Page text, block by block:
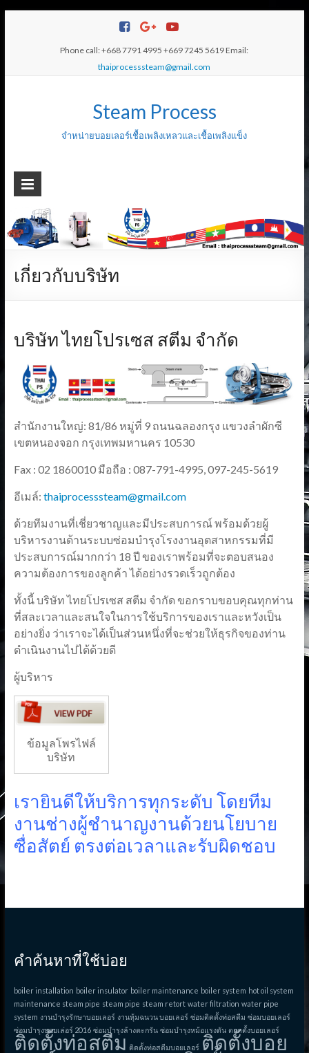
Phone call: +668 7791 4995 +669 7245 5619 Email:
thaiprocesssteam@gmail.com
Steam Process
จำหน่ายบอยเลอร์เชื้อเพลิงเหลวและเชื้อเพลิงแข็ง
เกี่ยวกับบริษัท
บริษัท ไทยโปรเซส สตีม จำกัด
สำนักงานใหญ่: 81/86 หมู่ที่ 9 ถนนฉลองกรุง แขวงลำผักซี
เขตหนองจอก กรุงเทพมหานคร 10530
Fax : 02 1860010 มือถือ : 087-791-4995, 097-245-5619
อีเมล์: thaiprocesssteam@gmail.com
ด้วยทีมงานที่เชี่ยวชาญและมีประสบการณ์ พร้อมด้วยผู้
บริหารงานด้านระบบซ่อมบำรุงโรงงานอุตสาหกรรมที่มี
ประสบการณ์มากกว่า 18 ปี ของเราพร้อมที่จะตอบสนอง
ความต้องการของลูกค้า ได้อย่างรวดเร็วถูกต้อง
ทั้งนี้ บริษัท ไทยโปรเซส สตีม จำกัด ขอกราบขอบคุณทุกท่าน
ที่สละเวลาและสนใจในการใช้บริการของเราและหวังเป็น
อย่างยิ่ง ว่าเราจะได้เป็นส่วนหนึ่งที่จะช่วยให้ธุรกิจของท่าน
ดำเนินงานไปได้ด้วยดี
ผู้บริหาร
ข้อมูลโพรไฟล์
บริษัท
เรายินดีให้บริการทุกระดับ โดยทีม
งานช่างผู้ชำนาญงานด้วยนโยบาย
ซื่อสัตย์ ตรงต่อเวลาและรับผิดชอบ
คำค้นหาที่ใช้บ่อย
boiler installation boiler insulator boiler maintenance boiler system hot oil system
maintenance steam pipe steam pipe steam retort water filtration water pipe
system งานบำรุงรักษาบอยเลอร์ งานหุ้มฉนวน บอยเลอร์ ซ่อมติดตั้งท่อสตีม ซ่อมบอยเลอร์
ซ่อมบำรุงบอยเล่อร์ 2016 ซ่อมบำรุงล้างตะกรัน ซ่อมบำรุงหม้อแรงดัน ตอดตั้งบอยเลอร์
ติดตั้งท่อสตีม ติดตั้งท่อสตีมบอยเลอร์ ติดตั้งบอย